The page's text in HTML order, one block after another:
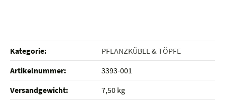
Kategorie:
PFLANZKÜBEL & TÖPFE
Artikelnummer:
3393-001
Versandgewicht‍:
7,50 kg